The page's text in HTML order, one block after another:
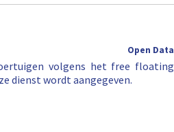
Open Data
volgens het free floating
dienst wordt aangegeven.